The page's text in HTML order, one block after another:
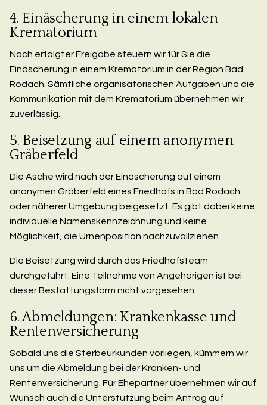
4. Einäscherung in einem lokalen
Krematorium
Nach erfolgter Freigabe steuern wir für Sie die
Einäscherung in einem Krematorium in der Region Bad
Rodach. Sämtliche organisatorischen Aufgaben und die
Kommunikation mit dem Krematorium übernehmen wir
zuverlässig.
5. Beisetzung auf einem anonymen
Gräberfeld
Die Asche wird nach der Einäscherung auf einem
anonymen Gräberfeld eines Friedhofs in Bad Rodach
oder näherer Umgebung beigesetzt. Es gibt dabei keine
individuelle Namenskennzeichnung und keine
Möglichkeit, die Urnenposition nachzuvollziehen.
Die Beisetzung wird durch das Friedhofsteam
durchgeführt. Eine Teilnahme von Angehörigen ist bei
dieser Bestattungsform nicht vorgesehen.
6. Abmeldungen: Krankenkasse und
Rentenversicherung
Sobald uns die Sterbeurkunden vorliegen, kümmern wir
uns um die Abmeldung bei der Kranken- und
Rentenversicherung. Für Ehepartner übernehmen wir auf
Wunsch auch die Unterstützung beim Antrag auf